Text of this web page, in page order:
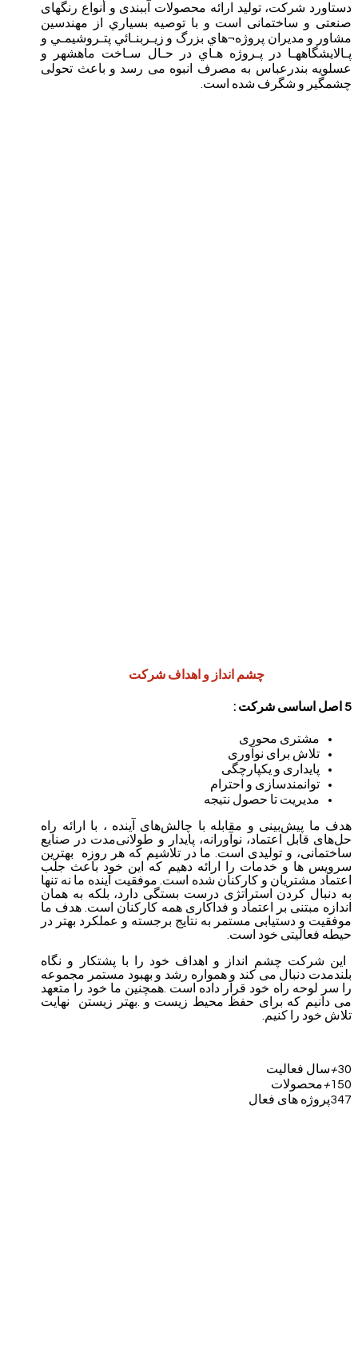
دستاورد شركت، توليد ارائه محصولات آببندی و أنواع رنگهای
صنعتی و ساختمانی است و با توصيه بسياري از مهندسين
مشاور و مديران پروژه¬هاي بزرگ و زيـربنـائي پتـروشيمـي و
پـالايشگاههـا در پـروژه هـاي در حـال سـاخت ماهشهر و
عسلويه بندرعباس به مصرف انبوه می رسد و باعث تحولی
چشمگیر و شگرف شده است.
چشم انداز و اهداف شرکت
5 اصل اساسی شرکت :
مشتری محوری
تلاش برای نوآوری
پایداری و یکپارچگی
توانمندسازی و احترام
مدیریت تا حصول نتیجه
هدف ما پیش‌بینی و مقابله با چالش‌های آینده ، با ارائه راه‌
حل‌های قابل اعتماد، نوآورانه، پایدار و طولانی‌مدت در صنایع
ساختمانی، و تولیدی است. ما در تلاشیم که هر روزه
بهترین
سرویس ها و خدمات را ارائه دهیم که این خود باعث جلب
اعتماد مشتریان و کارکنان شده است. موفقیت آینده ما نه تنها
به دنبال کردن استراتژی درست بستگی دارد، بلکه به همان
اندازه مبتنی بر اعتماد و فداکاری همه کارکنان است. هدف ما
موفقیت و دستیابی مستمر به نتایج برجسته و عملکرد بهتر در
حیطه فعالیتی خود است.
این شرکت چشم انداز و اهداف خود را با پشتکار و نگاه
بلندمدت دنبال می کند و همواره رشد و بهبود مستمر مجموعه
را سر لوحه راه خود قرار داده است .همچنین ما خود را متعهد
می دانیم که برای حفظ محیط زیست و .بهتر زیستن
نهایت
تلاش خود را کنیم.
30
+سال فعالیت
150
+محصولات
347پروژه های فعال